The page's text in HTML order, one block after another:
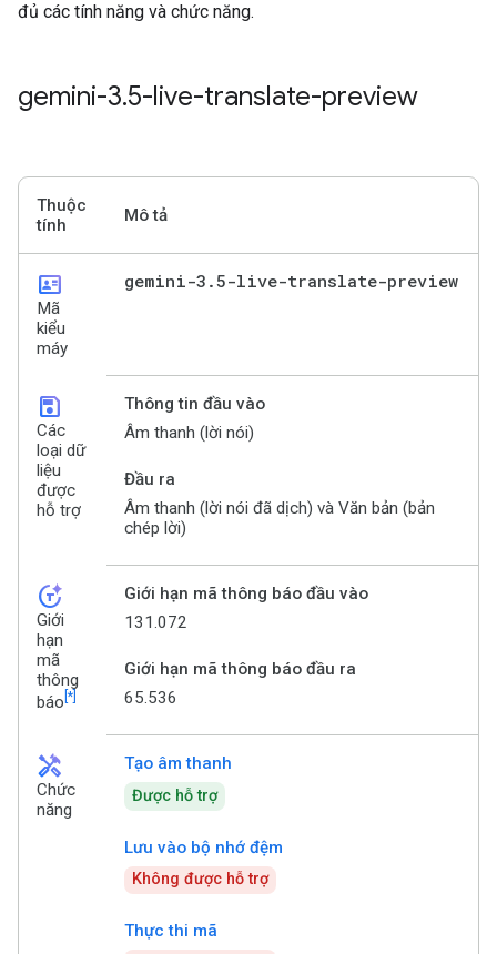
đủ các tính năng và chức năng.
gemini-3.5-live-translate-preview
Thuộc
tính
Mô tả
id_card
Mã
kiểu
máy
gemini-3 .5-live-translate-preview
save
Các
loại dữ
liệu
được
hỗ trợ
Thông tin đầu vào
Âm thanh (lời nói)
Đầu ra
Âm thanh (lời nói đã dịch) và Văn bản (bản
chép lời)
token_auto
Giới
hạn
mã
thông
báo [*]
Giới hạn mã thông báo đầu vào
131.072
Giới hạn mã thông báo đầu ra
65.536
handyman
Chức
năng
Tạo âm thanh
Được hỗ trợ
Lưu vào bộ nhớ đệm
Không được hỗ trợ
Thực thi mã